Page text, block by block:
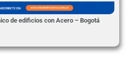
de edificios con Acero – Bogotá